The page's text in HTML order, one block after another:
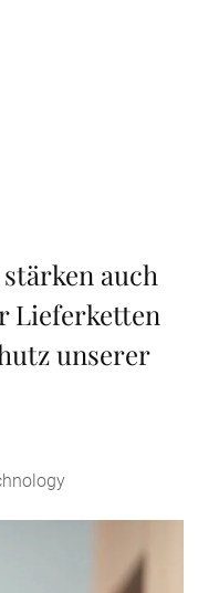
auch
Lieferketten
unserer